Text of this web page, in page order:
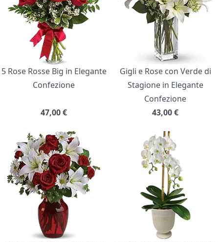
5 Rose Rosse Big in Elegante
Confezione
47,00€
Gigli e Rose con Verde di
Stagione in Elegante
Confezione
43,00€